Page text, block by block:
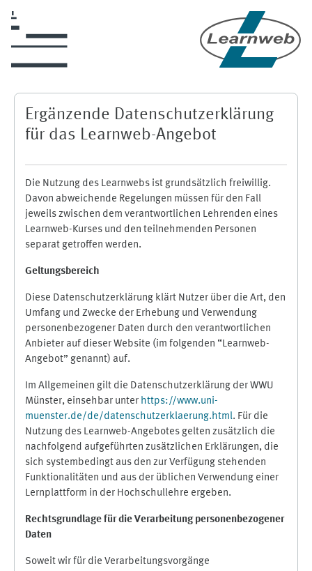
Ergänzende Datenschutzerklärung
für das Learnweb-Angebot
Die Nutzung des Learnwebs ist grundsätzlich freiwillig.
Davon abweichende Regelungen müssen für den Fall
jeweils zwischen dem verantwortlichen Lehrenden eines
Learnweb-Kurses und den teilnehmenden Personen
separat getroffen werden.
Geltungsbereich
Diese Datenschutzerklärung klärt Nutzer über die Art, den
Umfang und Zwecke der Erhebung und Verwendung
personenbezogener Daten durch den verantwortlichen
Anbieter auf dieser Website (im folgenden “Learnweb-
Angebot” genannt) auf.
Im Allgemeinen gilt die Datenschutzerklärung der WWU
Münster, einsehbar unter https://www.uni-
muenster.de/de/datenschutzerklaerung.html. Für die
Nutzung des Learnweb-Angebotes gelten zusätzlich die
nachfolgend aufgeführten zusätzlichen Erklärungen, die
sich systembedingt aus den zur Verfügung stehenden
Funktionalitäten und aus der üblichen Verwendung einer
Lernplattform in der Hochschullehre ergeben.
Rechtsgrundlage für die Verarbeitung personenbezogener
Daten
Soweit wir für die Verarbeitungsvorgänge